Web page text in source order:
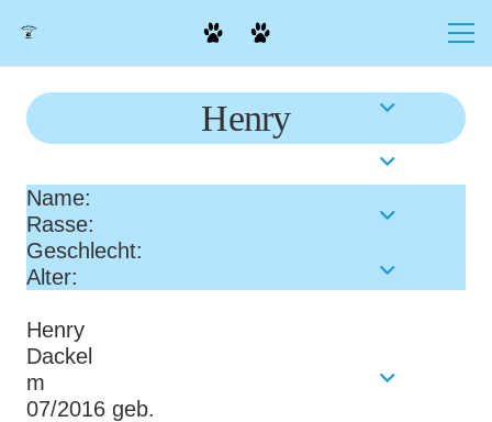
Henry
Name:
Rasse:
Geschlecht:
Alter:
Henry
Dackel
m
07/2016 geb.